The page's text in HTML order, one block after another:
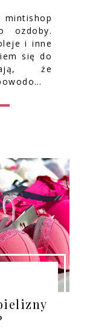
mintishop
ozdoby.
i inne
się do
że